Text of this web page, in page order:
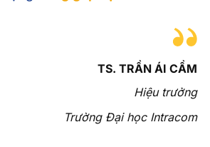
Hiệu trưởng
Trường Đại học Intracom